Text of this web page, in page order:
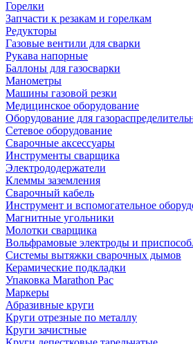
Горелки
Запчасти к резакам и горелкам
Редукторы
Газовые вентили для сварки
Рукава напорные
Баллоны для газосварки
Манометры
Машины газовой резки
Медицинское оборудование
Оборудование для
Сетевое оборудование
Сварочные аксессуары
Инструменты сварщика
Электрододержатели
Клеммы заземления
Сварочный кабель
Инструмент и вспомогательное
Магнитные угольники
Молотки сварщика
Вольфрамовые электроды и
Системы вытяжки сварочных дымов
Керамические подкладки
Упаковка Marathon Pac
Маркеры
Абразивные круги
Круги отрезные по металлу
Круги зачистные